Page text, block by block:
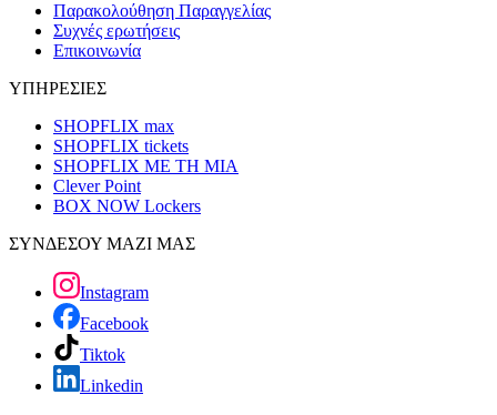
Παρακολούθηση Παραγγελίας
Συχνές ερωτήσεις
Επικοινωνία
ΥΠΗΡΕΣΙΕΣ
SHOPFLIX max
SHOPFLIX tickets
SHOPFLIX ΜΕ ΤΗ ΜΙΑ
Clever Point
BOX NOW Lockers
ΣΥΝΔΕΣΟΥ ΜΑΖΙ ΜΑΣ
Instagram
Facebook
Tiktok
Linkedin